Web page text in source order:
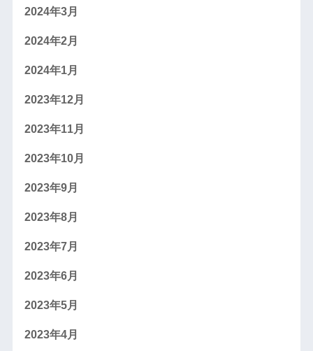
2024年3月
2024年2月
2024年1月
2023年12月
2023年11月
2023年10月
2023年9月
2023年8月
2023年7月
2023年6月
2023年5月
2023年4月